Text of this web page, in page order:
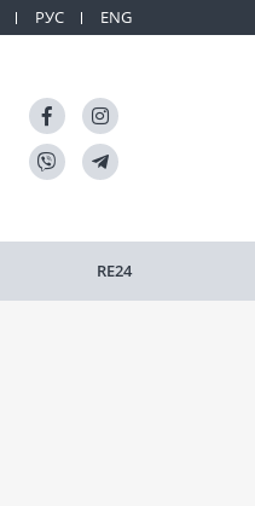
РУС ENG
RE24